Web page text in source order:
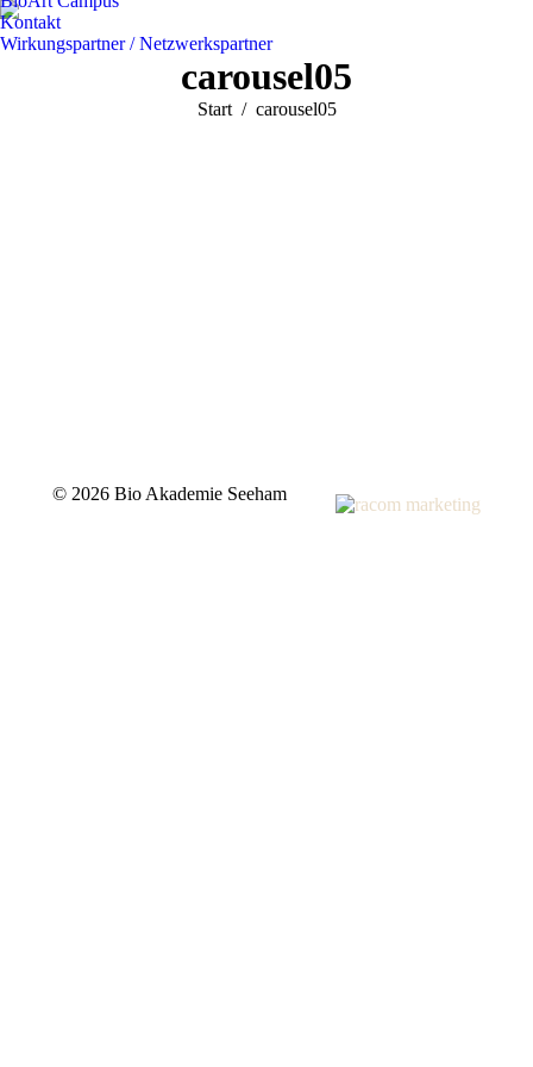
Kontakt
Wirkungspartner / Netzwerkspartner
carousel05
Sie befinden sich hier:
Start carousel05
© 2026 Bio Akademie Seeham